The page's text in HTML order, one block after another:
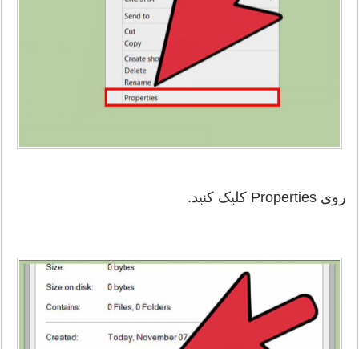
روی Properties کلیک کنید.